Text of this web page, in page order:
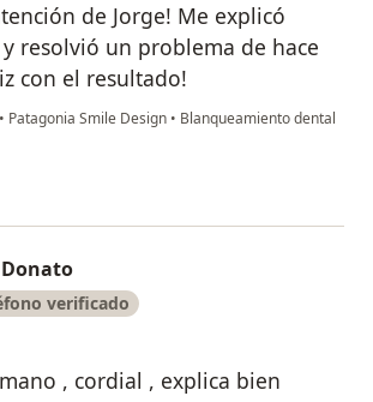
de Jorge! Me explicó
resolvió un problema de hace
con el resultado!
• Patagonia Smile Design • Blanqueamiento dental
Dayana
verificado
, cordial , explica bien